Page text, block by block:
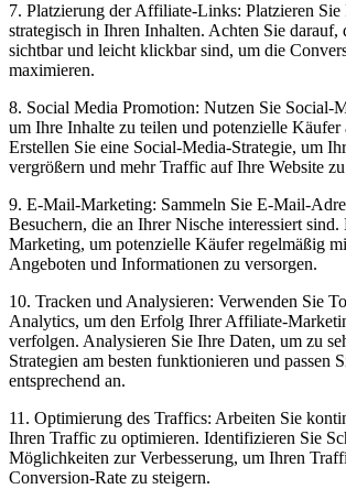
7. Platzierung der Affiliate-Links: Platzieren
strategisch in Ihren Inhalten. Achten Sie darauf,
‍sichtbar und leicht klickbar sind, um die
maximieren.
8. ⁣Social Media Promotion: Nutzen Sie Social-
um Ihre Inhalte zu teilen und potenzielle Käufer
Erstellen Sie eine ⁢Social-Media-Strategie, um‍
vergrößern ‌und mehr ⁤Traffic auf Ihre Website
9. E-Mail-Marketing: Sammeln Sie E-Mail-
Besuchern, die an Ihrer ⁤Nische ⁣interessiert
Marketing, um potenzielle Käufer ⁣regelmäßig‌
Angeboten und Informationen‌ zu versorgen.
10. Tracken und Analysieren: Verwenden ⁣Sie
Analytics, um den‌ Erfolg⁤ Ihrer Affiliate-
verfolgen. Analysieren Sie Ihre Daten, um zu
Strategien am besten funktionieren und passen
entsprechend an.
11. Optimierung des Traffics: Arbeiten Sie
Ihren Traffic zu optimieren. Identifizieren Sie
⁢Möglichkeiten zur Verbesserung, um Ihren
Conversion-Rate zu steigern.